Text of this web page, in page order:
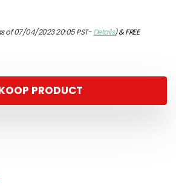
of 07/04/2023 20:05 PST-Details)&FREE
PRODUCT